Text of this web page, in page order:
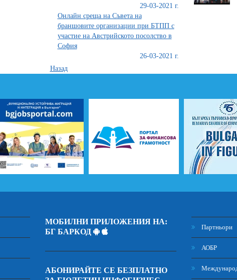
29-03-2021 г.
Онлайн среща на Съвета на
браншовите организации при БТПП с
участие на Австрийското посолство в
София
26-03-2021 г.
Назад
МОБИЛНИ ПРИЛОЖЕНИЯ НА:
БГ БАРКОД
АБОНИРАЙТЕ СЕ БЕЗПЛАТНО
Партньори
АОБР